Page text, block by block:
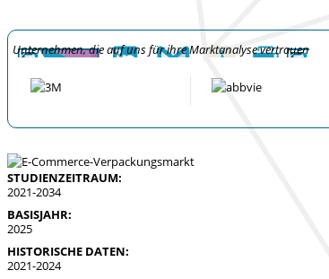
Unternehmen, die auf uns für ihre Marktanalyse vertrauen
STUDIENZEITRAUM:
2021-2034
BASISJAHR:
2025
HISTORISCHE DATEN:
2021-2024